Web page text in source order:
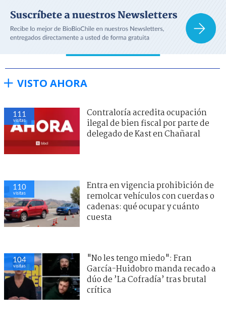
VISTO AHORA
111
visitas
Contraloría acredita ocupación
ilegal de bien fiscal por parte de
delegado de Kast en Chañaral
110
visitas
Entra en vigencia prohibición de
remolcar vehículos con cuerdas o
cadenas: qué ocupar y cuánto
cuesta
104
visitas
"No les tengo miedo": Fran
García-Huidobro manda recado a
dúo de ’La Cofradía’ tras brutal
crítica